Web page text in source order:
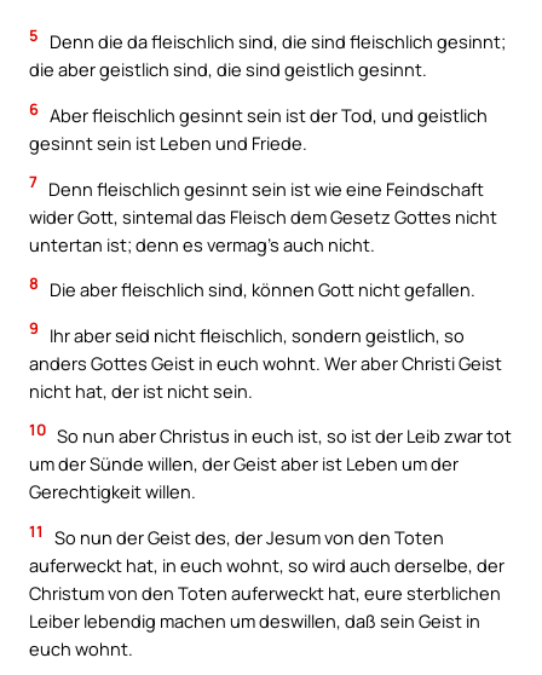
5
Denn die da fleischlich sind, die sind fleischlich gesinnt;
die aber geistlich sind, die sind geistlich gesinnt.
6 Aber fleischlich gesinnt sein ist der Tod, und geistlich
gesinnt sein ist Leben und Friede.
7 Denn fleischlich gesinnt sein ist wie eine Feindschaft
wider Gott, sintemal das Fleisch dem Gesetz Gottes nicht
untertan ist; denn es vermag’s auch nicht.
8 Die aber fleischlich sind, können Gott nicht gefallen.
9
Ihr aber seid nicht fleischlich, sondern geistlich, so
anders Gottes Geist in euch wohnt. Wer aber Christi Geist
nicht hat, der ist nicht sein.
10 So nun aber Christus in euch ist, so ist der Leib zwar tot
um der Sünde willen, der Geist aber ist Leben um der
Gerechtigkeit willen.
11
So nun der Geist des, der Jesum von den Toten
auferweckt hat, in euch wohnt, so wird auch derselbe, der
Christum von den Toten auferweckt hat, eure sterblichen
Leiber lebendig machen um deswillen, daß sein Geist in
euch wohnt.